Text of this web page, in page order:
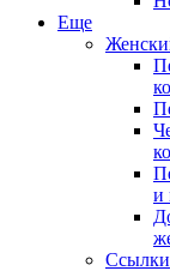
Еще
и
Ссылки